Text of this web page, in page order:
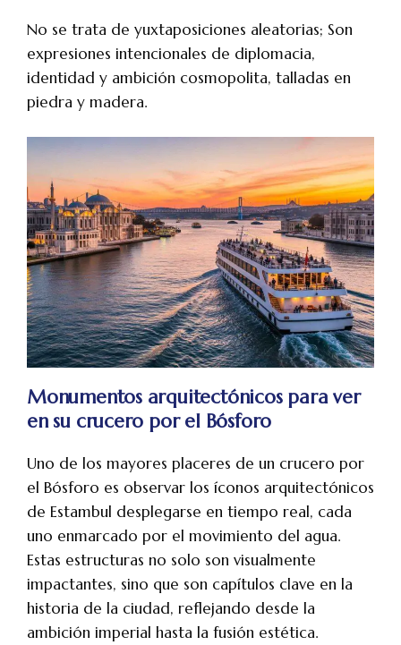
No se trata de yuxtaposiciones aleatorias; Son
expresiones intencionales de diplomacia,
identidad y ambición cosmopolita, talladas en
piedra y madera.
Monumentos arquitectónicos para ver
en su crucero por el Bósforo
Uno de los mayores placeres de un crucero por
el Bósforo es observar los íconos arquitectónicos
de Estambul desplegarse en tiempo real, cada
uno enmarcado por el movimiento del agua.
Estas estructuras no solo son visualmente
impactantes, sino que son capítulos clave en la
historia de la ciudad, reflejando desde la
ambición imperial hasta la fusión estética.